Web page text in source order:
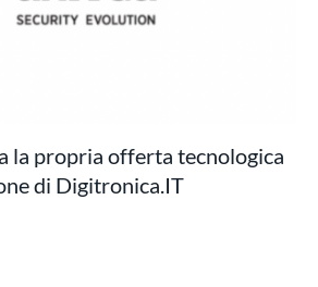
la propria offerta tecnologica
di Digitronica.IT